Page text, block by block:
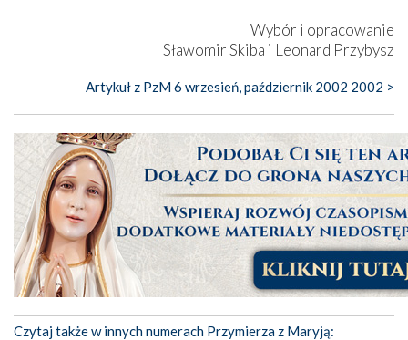
Wybór i opracowanie
Sławomir Skiba i Leonard Przybysz
Artykuł z PzM 6 wrzesień, październik 2002 2002 >
Czytaj także w innych numerach Przymierza z Maryją: